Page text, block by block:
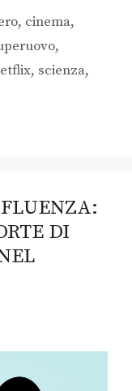
, cinema,
,
, scienza,
DI